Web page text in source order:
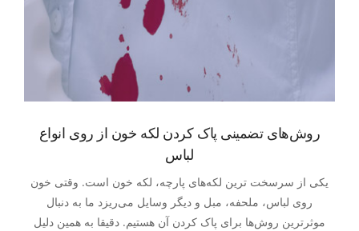
روش‌های تضمینی پاک کردن لکه خون از روی انواع
لباس
یکی از سرسخت ترین لکه‌های پارچه، لکه خون است. وقتی خون
روی لباس، ملحفه، مبل و دیگر وسایل می‌ریزد ما به دنبال
موثرترین روش‌ها برای پاک کردن آن هستیم. دقیقا به همین دلیل